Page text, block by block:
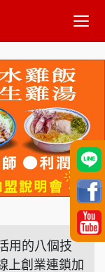
用的八個技
上創業連鎖加